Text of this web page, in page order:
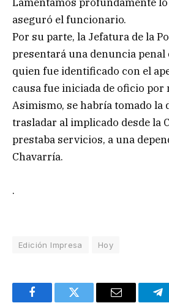
aseguró el funcionario.
Por su parte, la Jefatura de la
presentará una denuncia penal
quien fue identificado con el
causa fue iniciada de oficio
Asimismo, se habría tomado la
trasladar al implicado desde la
prestaba servicios, a una
Chavarría.
.
Edición Impresa Hoy